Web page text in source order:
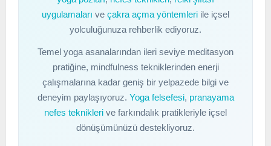
uygulamaları ve çakra açma yöntemleri ile içsel
yolculuğunuza rehberlik ediyoruz.
Temel yoga asanalarından ileri seviye meditasyon
pratiğine, mindfulness tekniklerinden enerji
çalışmalarına kadar geniş bir yelpazede bilgi ve
deneyim paylaşıyoruz. Yoga felsefesi, pranayama
nefes teknikleri ve farkındalık pratikleriyle içsel
dönüşümünüzü destekliyoruz.